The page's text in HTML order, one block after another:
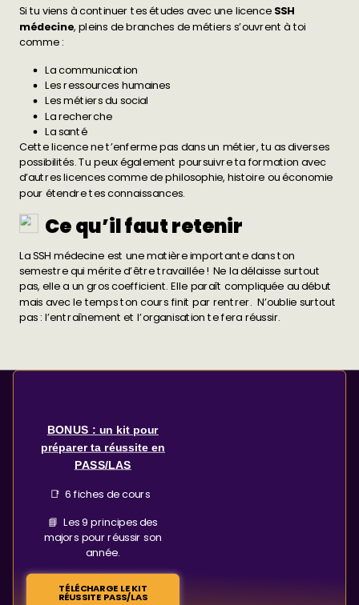
Si tu viens à continuer tes études avec une licence SSH
médecine, pleins de branches de métiers s’ouvrent à toi
comme :
La communication
Les ressources humaines
Les métiers du social
La recherche
La santé
Cette licence ne t’enferme pas dans un métier, tu as diverses
possibilités. Tu peux également poursuivre ta formation avec
d’autres licences comme de philosophie, histoire ou économie
pour étendre tes connaissances.
Ce qu’il faut retenir
La SSH médecine est une matière importante dans ton
semestre qui mérite d’être travaillée ! Ne la délaisse surtout
pas, elle a un gros coefficient. Elle paraît compliquée au début
mais avec le temps ton cours finit par rentrer. N’oublie surtout
pas : l’entraînement et l’organisation te fera réussir.
BONUS : un kit pour
préparer ta réussite en
PASS/LAS
📑 6 fiches de cours
📘 Les 9 principes des
majors pour réussir son
année.
TÉLÉCHARGE LE KIT
RÉUSSITE PASS/LAS